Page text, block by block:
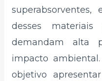
superabsorventes,
desses
demandam alta
impacto
objetivo